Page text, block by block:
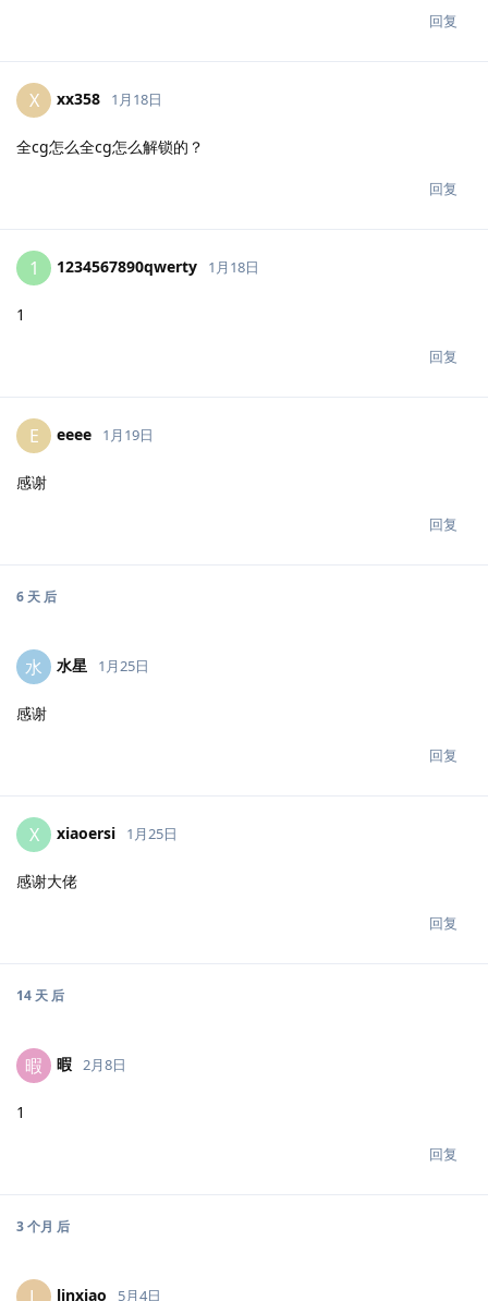
回复
X xx358 1月18日
全cg怎么全cg怎么解锁的？
回复
1 1234567890qwerty 1月18日
1
回复
E eeee 1月19日
感谢
回复
6 天 后
水 水星 1月25日
感谢
回复
X xiaoersi 1月25日
感谢大佬
回复
14 天 后
暇 暇 2月8日
1
回复
3 个月 后
linxiao 5月4日